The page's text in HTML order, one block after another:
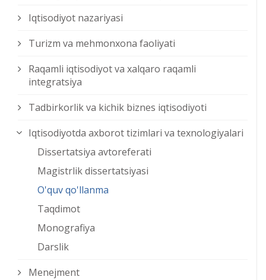
Iqtisodiyot nazariyasi
Turizm va mehmonxona faoliyati
Raqamli iqtisodiyot va xalqaro raqamli
integratsiya
Tadbirkorlik va kichik biznes iqtisodiyoti
Iqtisodiyotda axborot tizimlari va texnologiyalari
Dissertatsiya avtoreferati
Magistrlik dissertatsiyasi
O'quv qo'llanma
Taqdimot
Monografiya
Darslik
Menejment